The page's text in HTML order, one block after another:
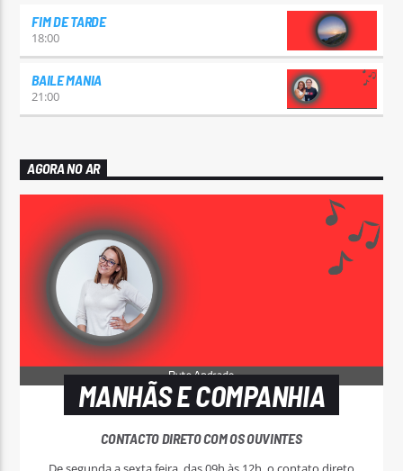
FIM DE TARDE
18:00
BAILE MANIA
21:00
AGORA NO AR
MANHÃS E COMPANHIA
CONTACTO DIRETO COM OS OUVINTES